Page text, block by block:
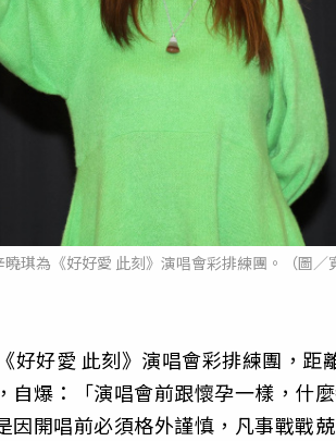
曉琪為《好好愛 此刻》演唱會彩排練團。（圖／
好好愛 此刻》演唱會彩排練團，距
自爆：「演唱會前跟懷孕一樣，什
因開唱前必須格外謹慎，凡事戰戰